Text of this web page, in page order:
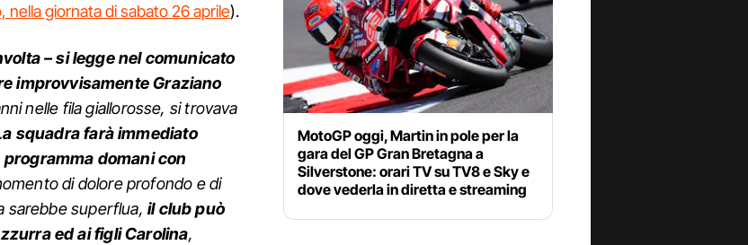
nella giornata di sabato 26 aprile).
– si legge nel comunicato
improvvisamente Graziano
nelle fila giallorosse, si trovava
squadra farà immediato
domani con
di dolore profondo e di
sarebbe superflua, il club può
ed ai figli Carolina,
MotoGP oggi, Martin in pole per la
gara del GP Gran Bretagna a
Silverstone: orari TV su TV8 e Sky e
dove vederla in diretta e streaming